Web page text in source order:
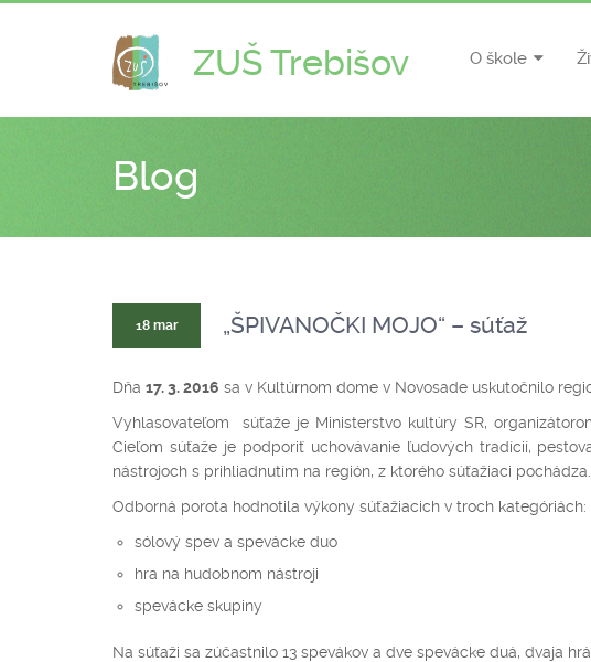
ZUŠ Trebišov O škole
Blog
18 mar „ŠPIVANOČKI MOJO“ – súťaž
Dňa 17. 3. 2016 sa v Kultúrnom dome v Novosade uskutočnilo
Vyhlasovateľom súťaže je Ministerstvo kultúry SR,
Cieľom súťaže je podporiť uchovávanie ľudových tradícií,
nástrojoch s prihliadnutím na región, z ktorého súťažiaci pochádza.
Odborná porota hodnotila výkony súťažiacich v troch kategóriách:
sólový spev a spevácke duo
hra na hudobnom nástroji
spevácke skupiny
Na súťaži sa zúčastnilo 13 spevákov a dve spevácke duá, dvaja